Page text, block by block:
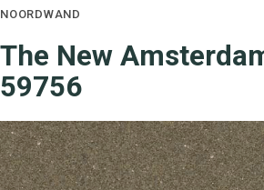
NOORDWAND
The New
59756